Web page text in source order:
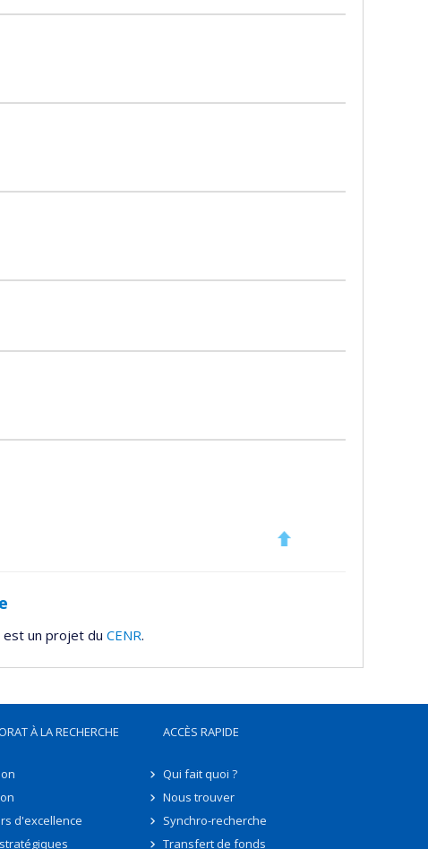
un projet du CENR.
À LA RECHERCHE
d'excellence
ACCÈS RAPIDE
Qui fait quoi ?
Nous trouver
Synchro-recherche
Transfert de fonds